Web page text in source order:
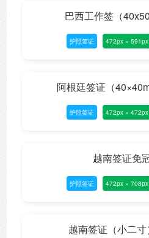
巴西工作签（
护照签证 472px × 591px
阿根廷签证（
护照签证 472px × 472px
越南签证免
护照签证 472px × 708px
越南签证（小二